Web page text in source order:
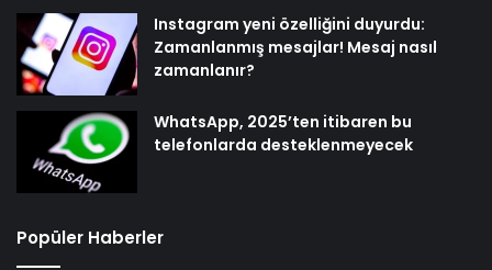
Instagram yeni özelliğini duyurdu:
Zamanlanmış mesajlar! Mesaj nasıl
zamanlanır?
WhatsApp, 2025’ten itibaren bu
telefonlarda desteklenmeyecek
Popüler Haberler